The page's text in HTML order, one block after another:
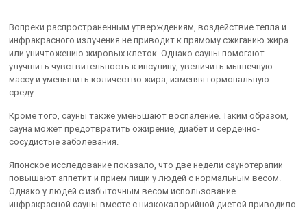
Вопреки распространенным утверждениям, воздействие тепла и
инфракрасного излучения не приводит к прямому сжиганию жира
или уничтожению жировых клеток. Однако сауны помогают
улучшить чувствительность к инсулину, увеличить мышечную
массу и уменьшить количество жира, изменяя гормональную
среду.
Кроме того, сауны также уменьшают воспаление. Таким образом,
сауна может предотвратить ожирение, диабет и сердечно-
сосудистые заболевания.
Японское исследование показало, что две недели саунотерапии
повышают аппетит и прием пищи у людей с нормальным весом.
Однако у людей с избыточным весом использование
инфракрасной сауны вместе с низкокалорийной диетой приводило